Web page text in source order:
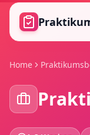
Zum Hauptinhalt
Home